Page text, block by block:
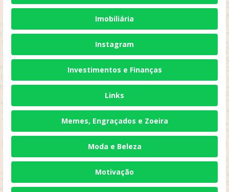
Imobiliária
Instagram
Investimentos e Finanças
Links
Memes, Engraçados e Zoeira
Moda e Beleza
Motivação